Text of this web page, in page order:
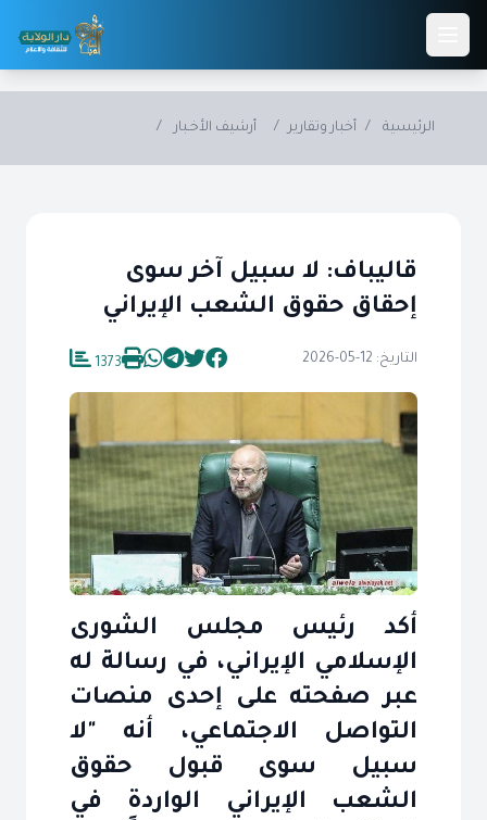
Skip to main content
الرئيسية / أخبار وتقارير / أرشيف الأخـبار /
قاليباف: لا سبيل آخر سوى
إحقاق حقوق الشعب الإيراني
التاريخ: 12-05-2026 1373
أكد رئيس مجلس الشورى
الإسلامي الإيراني، في رسالة له
عبر صفحته على إحدى منصات
التواصل الاجتماعي، أنه "لا
سبيل سوى قبول حقوق
الشعب الإيراني الواردة في